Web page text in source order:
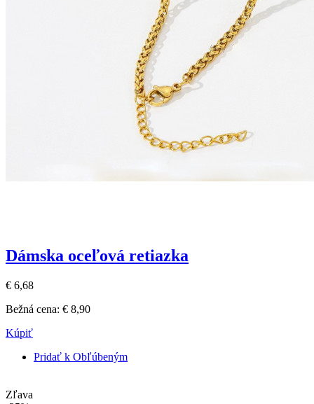
Dámska oceľová retiazka
€ 6,68
Bežná cena: € 8,90
Kúpiť
Pridať k Obľúbeným
Zľava